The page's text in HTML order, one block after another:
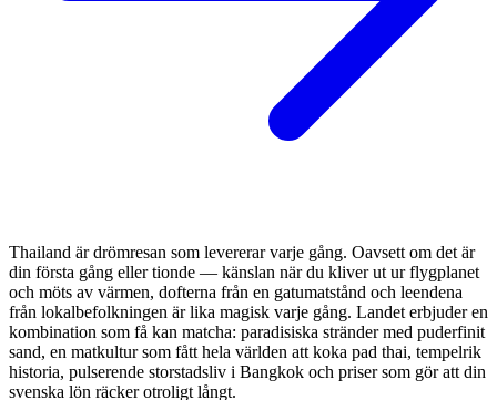
Thailand är drömresan som levererar varje gång. Oavsett om det är
din första gång eller tionde — känslan när du kliver ut ur flygplanet
och möts av värmen, dofterna från en gatumatstånd och leendena
från lokalbefolkningen är lika magisk varje gång. Landet erbjuder en
kombination som få kan matcha: paradisiska stränder med puderfinit
sand, en matkultur som fått hela världen att koka pad thai, tempelrik
historia, pulserende storstadsliv i Bangkok och priser som gör att din
svenska lön räcker otroligt långt.